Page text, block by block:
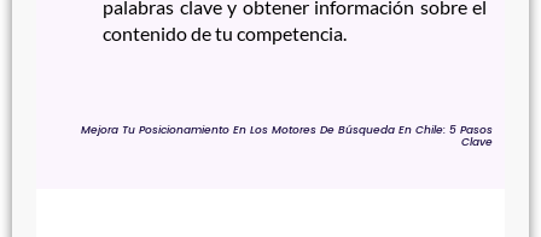
palabras clave y obtener información sobre el
contenido de tu competencia.
Mejora Tu Posicionamiento En Los Motores De Búsqueda En Chile: 5 Pasos
Clave